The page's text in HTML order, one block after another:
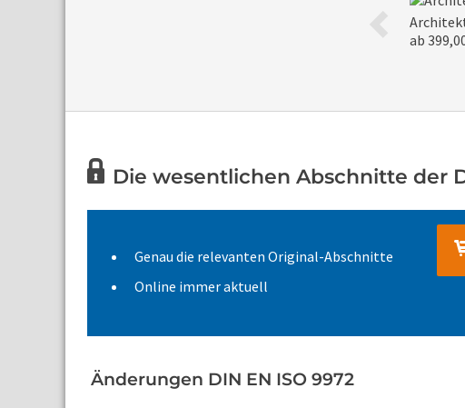
ab
Die wesentlichen Abschnitte der
Genau die relevanten Original-Abschnitte
Online immer aktuell
Änderungen DIN EN ISO 9972